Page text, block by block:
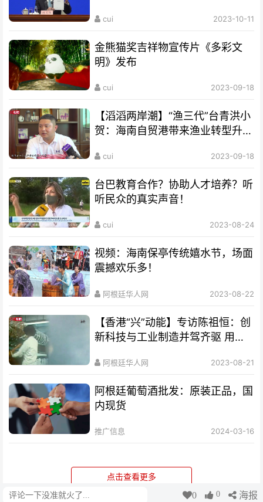
评论 0 0 海报
cui 2023-10-11
金熊猫奖吉祥物宣传片《多彩文
明》发布
cui 2023-09-18
【滔滔两岸潮】“渔三代”台青洪小
贺：海南自贸港带来渔业转型升级
cui 2023-09-18
台巴教育合作？协助人才培养？听
听民众的真实声音！
cui 2023-08-24
视频：海南保亭传统嬉水节，场面
震撼欢乐多！
阿根廷华人网 2023-08-22
【香港“兴”动能】专访陈祖恒：创
新科技与工业制造并驾齐驱 用新
阿根廷华人网 2023-08-21
阿根廷葡萄酒批发：原装正品，国
内现货
推广信息 2024-03-16
点击查看更多